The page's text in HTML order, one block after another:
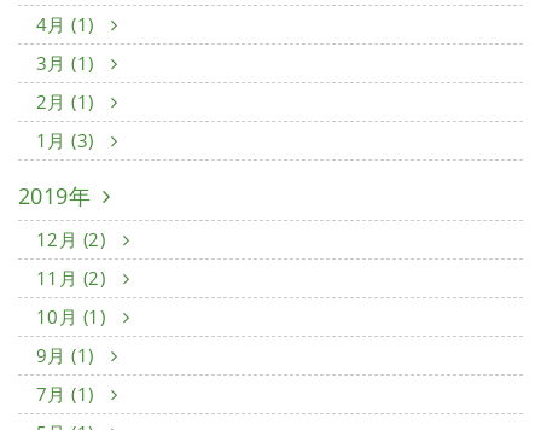
4月 (1)
3月 (1)
2月 (1)
1月 (3)
2019年
12月 (2)
11月 (2)
10月 (1)
9月 (1)
7月 (1)